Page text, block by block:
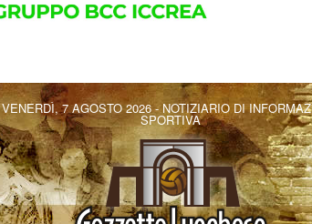
VENERDÌ, 7 AGOSTO 2026 - NOTIZIARIO DI
SPORTIVA